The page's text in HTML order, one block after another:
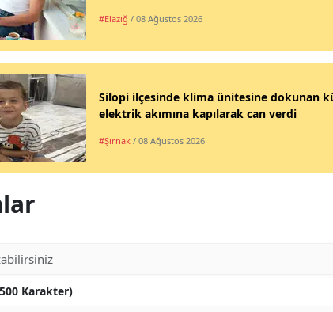
#Elazığ / 08 Ağustos 2026
Silopi ilçesinde klima ünitesine dokunan
elektrik akımına kapılarak can verdi
#Şırnak / 08 Ağustos 2026
Karakter)